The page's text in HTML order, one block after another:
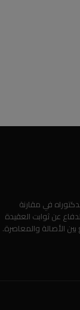
في مقارنة
عن ثوابت العقيدة
الأصالة والمعاصرة.